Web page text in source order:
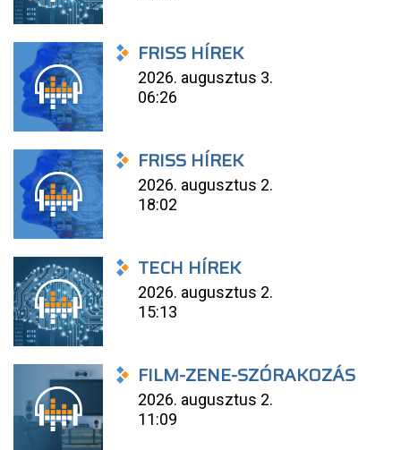
FRISS HÍREK
2026. augusztus 3.
06:26
FRISS HÍREK
2026. augusztus 2.
18:02
TECH HÍREK
2026. augusztus 2.
15:13
FILM-ZENE-SZÓRAKOZÁS
2026. augusztus 2.
11:09